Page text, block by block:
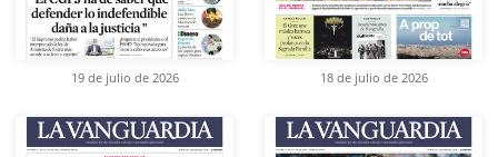
19 de julio de 2026 18 de julio de 2026